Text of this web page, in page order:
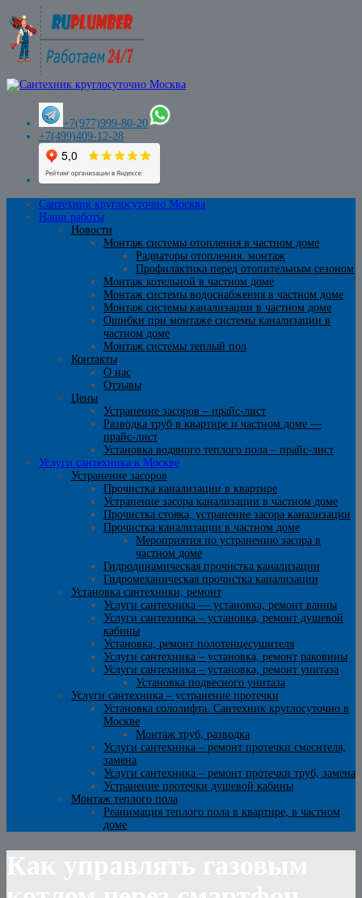
+7(977)999-80-20
+7(499)409-12-28
Сантехник круглосуточно Москва
Наши работы
Новости
Монтаж системы отопления в частном доме
Радиаторы отопления. монтаж
Профилактика перед отопительным сезоном
Монтаж котельной в частном доме
Монтаж системы водоснабжения в частном доме
Монтаж системы канализации в частном доме
Ошибки при монтаже системы канализации в
частном доме
Монтаж системы теплый пол
Контакты
О нас
Отзывы
Цены
Устранение засоров – прайс-лист
Разводка труб в квартире и частном доме —
прайс-лист
Установка водяного теплого пола – прайс-лист
Услуги сантехника в Москве
Устранение засоров
Прочистка канализации в квартире
Устранение засора канализации в частном доме
Прочистка стояка, устранение засора канализации
Прочистка канализации в частном доме
Мероприятия по устранению засора в
частном доме
Гидродинамическая прочистка канализации
Гидромеханическая прочистка канализации
Установка сантехники, ремонт
Услуги сантехника — установка, ремонт ванны
Услуги сантехника – установка, ремонт душевой
кабины
Установка, ремонт полотенцесушителя
Услуги сантехника – установка, ремонт раковины
Услуги сантехника – установка, ремонт унитаза
Установка подвесного унитаза
Услуги сантехника – устранение протечки
Установка сололифта. Сантехник круглосуточно в
Москве
Монтаж труб, разводка
Услуги сантехника – ремонт протечки смесителя,
замена
Услуги сантехника – ремонт протечки труб, замена
Устранение протечки душевой кабины
Монтаж теплого пола
Реанимация теплого пола в квартире, в частном
доме